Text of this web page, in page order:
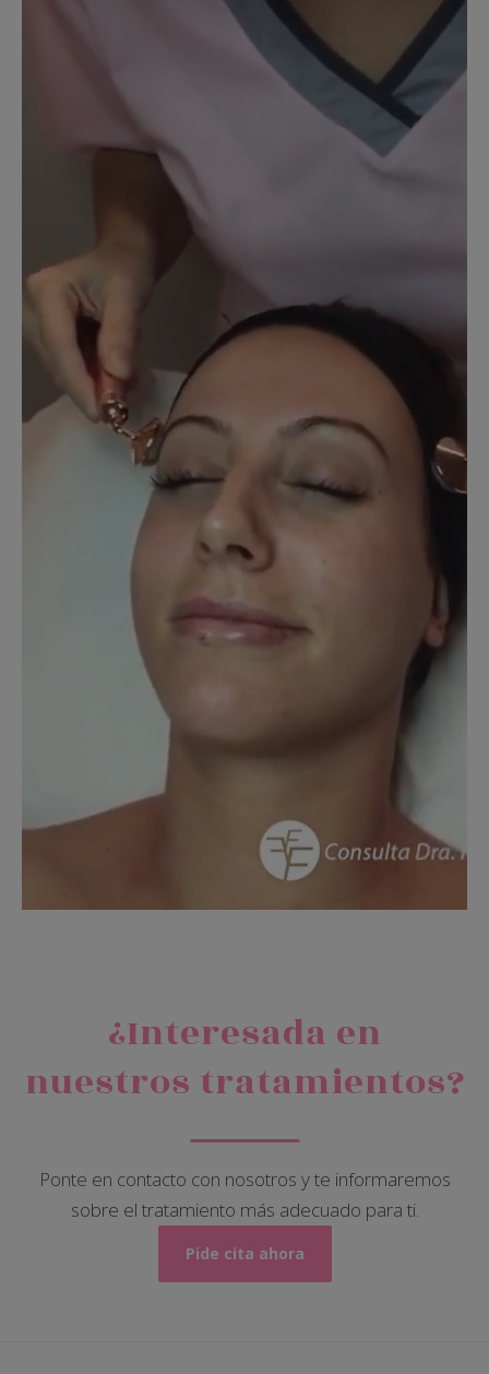
¿Interesada en
nuestros tratamientos?
Ponte en contacto con nosotros y te informaremos
sobre el tratamiento más adecuado para ti.
Pide cita ahora